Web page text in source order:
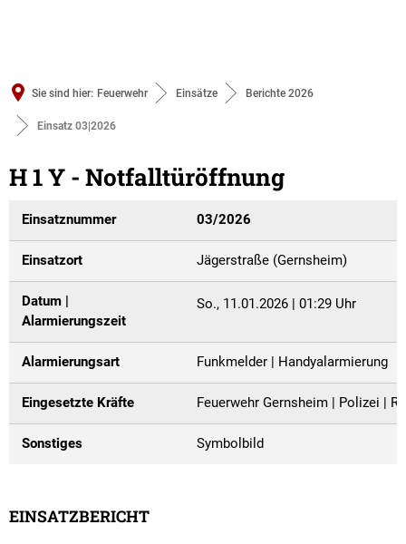
Sie sind hier: Feuerwehr Einsätze Berichte 2026
Einsatz 03|2026
Einsatz
03|2026
H 1 Y - Notfalltüröffnung
Einsatznummer 03/2026
Einsatzort Jägerstraße (Gernsheim)
Datum |
Alarmierungszeit
So., 11.01.2026 | 01:29 Uhr
Alarmierungsart Funkmelder | Handyalarmierung
Eingesetzte Kräfte Feuerwehr Gernsheim | Polizei |
Sonstiges Symbolbild
EINSATZBERICHT